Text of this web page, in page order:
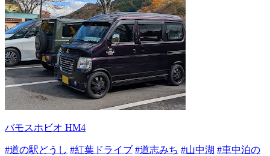
バモスホビオ HM4
#道の駅どうし #紅葉ドライブ #道志みち #山中湖 #車中泊の